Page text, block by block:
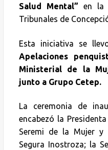
Salud Mental” en la
Tribunales de
Esta iniciativa se
Apelaciones
Ministerial de la
junto a Grupo Cetep.
La ceremonia de
encabezó la
Seremi de la Mujer y
Segura Inostroza; la